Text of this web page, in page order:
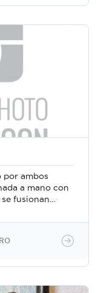
por ambos
a mano con
fusionan